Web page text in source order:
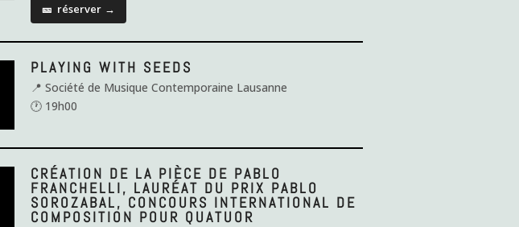
🎫 réserver →
PLAYING WITH SEEDS
📍 Société de Musique Contemporaine Lausanne
🕐 19h00
CRÉATION DE LA PIÈCE DE PABLO
FRANCHELLI, LAURÉAT DU PRIX PABLO
SOROZABAL, CONCOURS INTERNATIONAL DE
COMPOSITION POUR QUATUOR